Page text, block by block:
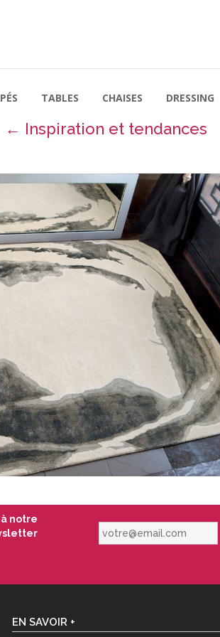
TABLES CHAISES DRESSING
← Inspiration et tendances
à notre
votre@email.com
EN SAVOIR +